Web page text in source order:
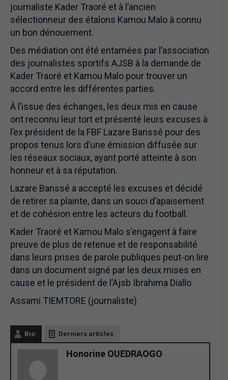
journaliste Kader Traoré et à l’ancien
sélectionneur des étalons Kamou Malo à connu
un bon dénouement.
Des médiation ont été entamées par l’association
des journalistes sportifs AJSB à la demande de
Kader Traoré et Kamou Malo pour trouver un
accord entre les différentes parties.
À l’issue des échanges, les deux mis en cause
ont reconnu leur tort et présenté leurs excuses à
l’ex président de la FBF Lazare Banssé pour des
propos tenus lors d’une émission diffusée sur
les réseaux sociaux, ayant porté atteinte à son
honneur et à sa réputation.
Lazare Banssé a accepté les excuses et décidé
de retirer sa plainte, dans un souci d’apaisement
et de cohésion entre les acteurs du football.
Kader Traoré et Kamou Malo s’engagent à faire
preuve de plus de retenue et de responsabilité
dans leurs prises de parole publiques peut-on lire
dans un document signé par les deux mises en
cause et le président de l’Ajsb Ibrahima Diallo
Assami TIEMTORE (journaliste)
Bio Derniers articles
Honorine OUEDRAOGO